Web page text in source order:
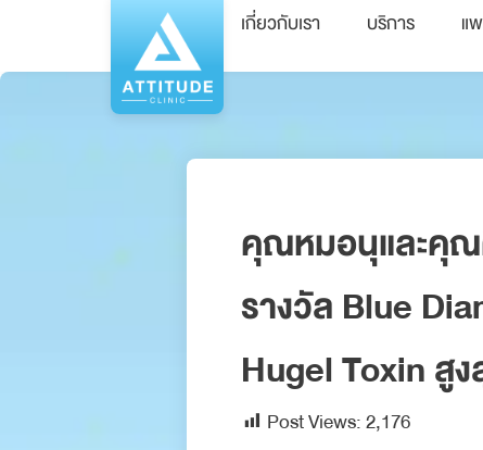
เกี่ยวกับเรา บริการ แ
คุณหมอนุและคุณ
รางวัล Blue
Hugel Toxin สู
Post Views:2,176